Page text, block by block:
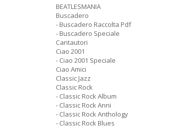
BEATLESMANIA
Buscadero
- Buscadero Raccolta Pdf
- Buscadero Speciale
Cantautori
Ciao 2001
- Ciao 2001 Speciale
Ciao Amici
Classic Jazz
Classic Rock
- Classic Rock Album
- Classic Rock Anni
- Classic Rock Anthology
- Classic Rock Blues